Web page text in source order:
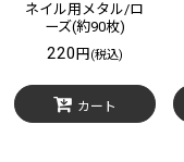
ネイル用メタル/ロ
ーズ(約90枚)
220 円 (税込)
カート